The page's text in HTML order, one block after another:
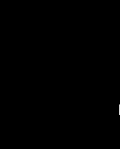
4 voci
Filtri